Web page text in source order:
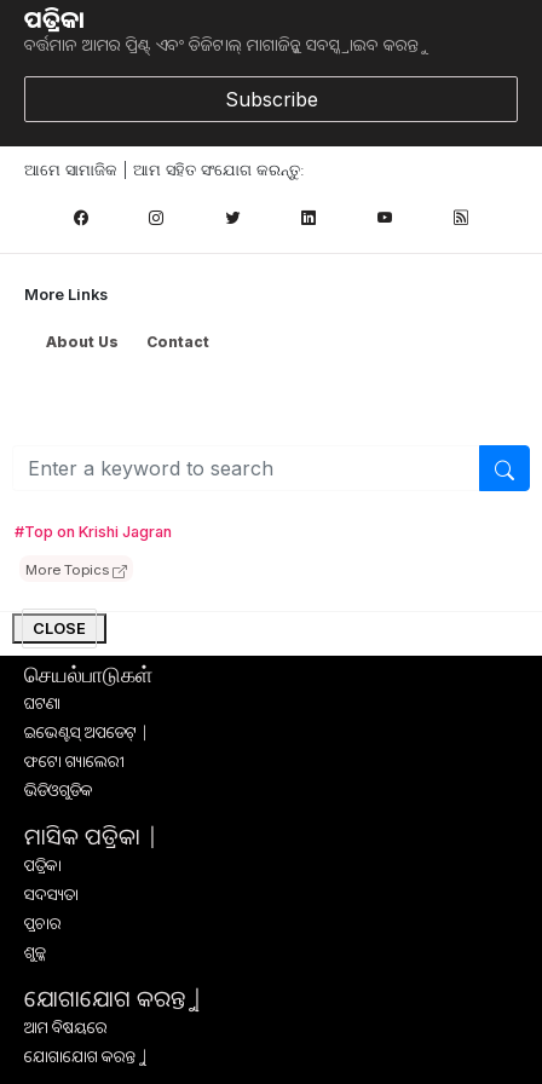
ପତ୍ରିକା
ବର୍ତ୍ତମାନ ଆମର ପ୍ରିଣ୍ଟ୍ ଏବଂ ଡିଜିଟାଲ୍ ମାଗାଜିନ୍କୁ ସବସ୍କ୍ରାଇବ କରନ୍ତୁ
Subscribe
ଆମେ ସାମାଜିକ | ଆମ ସହିତ ସଂଯୋଗ କରନ୍ତୁ:
More Links
About Us Contact
#Top on Krishi Jagran
More Topics
CLOSE
Browse
କୃଷି ଖବର
କୃଷି ବିଶ୍ବକୋଷ
କୃଷି ପ୍ରଶିକ୍ଷଣ
ସାକ୍ଷାତକାର
ଅନ୍ୟାନ୍ୟ
செயல்பாடுகள்
ଘଟଣା
ଇଭେଣ୍ଟସ୍ ଅପଡେଟ୍ |
ଫଟୋ ଗ୍ୟାଲେରୀ
ଭିଡିଓଗୁଡିକ
ମାସିକ ପତ୍ରିକା |
ପତ୍ରିକା
ସଦସ୍ୟତା
ପ୍ରଚାର
ଶୁଳ୍କ
ଯୋଗାଯୋଗ କରନ୍ତୁ |
ଆମ ବିଷୟରେ
ଯୋଗାଯୋଗ କରନ୍ତୁ |